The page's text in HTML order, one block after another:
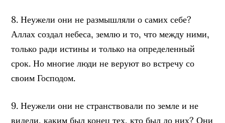
8. Неужели они не размышляли о самих себе?
Аллах создал небеса, землю и то, что между ними,
только ради истины и только на определенный
срок. Но многие люди не веруют во встречу со
своим Господом.
9. Неужели они не странствовали по земле и не
видели, каким был конец тех, кто был до них? Они